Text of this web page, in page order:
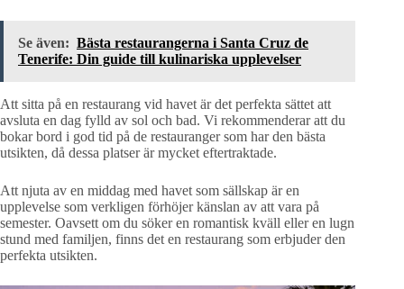
Se även: Bästa restaurangerna i Santa Cruz de
Tenerife: Din guide till kulinariska upplevelser
Att sitta på en restaurang vid havet är det perfekta sättet att
avsluta en dag fylld av sol och bad. Vi rekommenderar att du
bokar bord i god tid på de restauranger som har den bästa
utsikten, då dessa platser är mycket eftertraktade.
Att njuta av en middag med havet som sällskap är en
upplevelse som verkligen förhöjer känslan av att vara på
semester. Oavsett om du söker en romantisk kväll eller en lugn
stund med familjen, finns det en restaurang som erbjuder den
perfekta utsikten.